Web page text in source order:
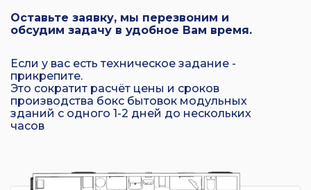
Оставьте заявку, мы перезвоним и
обсудим задачу в удобное Вам время.
Если у вас есть техническое задание -
прикрепите.
Это сократит расчёт цены и сроков
производства бокс бытовок модульных
зданий с одного 1-2 дней до нескольких
часов